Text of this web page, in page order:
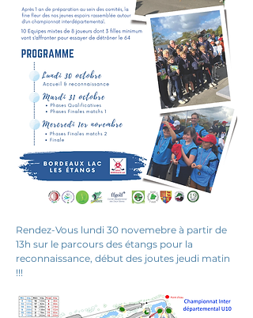
Rendez-Vous lundi 30 novemebre à partir de
13h sur le parcours des étangs pour la
reconnaissance, début des joutes jeudi matin
!!!